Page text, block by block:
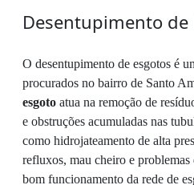
Desentupimento de
O desentupimento de esgotos é
procurados no bairro de Santo
esgoto atua na remoção de
e obstruções acumuladas nas
como hidrojateamento de alta
refluxos, mau cheiro e
bom funcionamento da rede de